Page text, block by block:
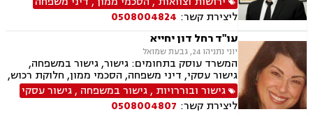
וקיבוצים , נחלות ומשקים במושבים, נדל"ן, גירושין,
ידועים בציבור, מזונות, משמורת, חלוקת רכוש,
מעמד אישי, דיני חוזים, גישור במשפחה, מגשרים,
ייפוי כוח מתמשך
ליצירת קשר: 0508004824
עו"ד רחל דון יחייא
יוני נתניהו 24, גבעת שמואל
המשרד עוסק בתחומים: גישור, גישור במשפחה,
גישור עסקי, דיני משפחה, הסכמי ממון, חלוקת רכוש,
מזונות, ירושות וצוואות, מעמד אישי, דיני חוזים
גישור ובוררויות ,גישור במשפחה ,גישור עסקי
ליצירת קשר: 0508004807